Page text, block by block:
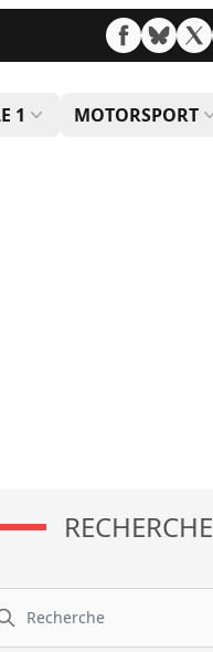
1 MOTORSPORT
RECHERCHE